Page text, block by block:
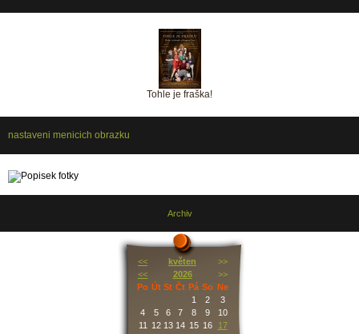
Tohle je fraška!
nastaveni menicich obrazku
Archiv
<< květen
>>
<<
2026
>>
Po Út St Čt Pá So Ne
1
2
3
4
5 6 7 8 9
10
11
12 13 14 15 16
17